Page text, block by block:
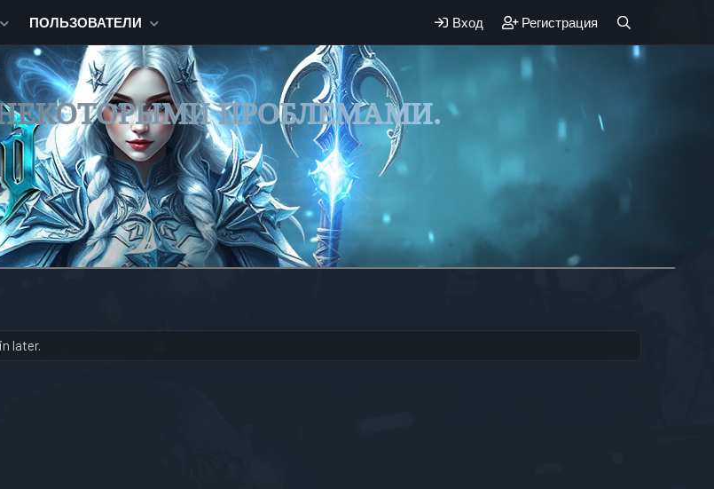
ПОЛЬЗОВАТЕЛИ Вход Регистрация
ПРОБЛЕМАМИ.
later.